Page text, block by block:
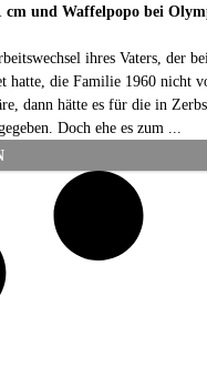
cm und Waffelpopo bei
ihres Vaters, der
hatte, die Familie 1960 nicht
dann hätte es für die in
Doch ehe es zum ...